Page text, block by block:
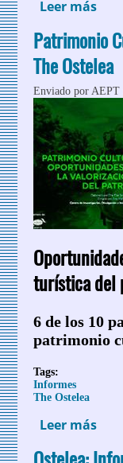
Leer más
Patrimonio
The Ostelea
Enviado porAEPT
turística del
6 de los 10
patrimonio
Tags:
Informes
The Ostelea
Leer más